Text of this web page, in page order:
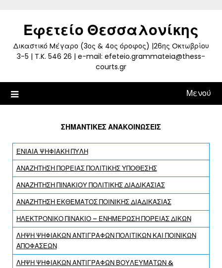
contentΕφετείο Θεσσαλονίκης
Δικαστικό Mέγαρο (3ος & 4ος όροφος) |26ης Oκτωβρίου
3-5 | T.K. 546 26 | e-mail: efeteio.grammateia@thess-
courts.gr
Μενού
ΣΗΜΑΝΤΙΚΕΣ ΑΝΑΚΟΙΝΩΣΕΙΣ
ΕΝΙΑΙΑ ΨΗΦΙΑΚΗ ΠΥΛΗ
ΑΝΑΖΗΤΗΣΗ ΠΟΡΕΙΑΣ ΠΟΛΙΤΙΚΗΣ ΥΠΟΘΕΣΗΣ
ΑΝΑΖΗΤΗΣΗ ΠΙΝΑΚΙΟΥ ΠΟΛΙΤΙΚΗΣ ΔΙΑΔΙΚΑΣΙΑΣ
ΑΝΑΖΗΤΗΣΗ ΕΚΘΕΜΑΤΟΣ ΠΟΙΝΙΚΗΣ ΔΙΑΔΙΚΑΣΙΑΣ
ΗΛΕΚΤΡΟΝΙΚΟ ΠΙΝΑΚΙΟ – ΕΝΗΜΕΡΩΣΗ ΠΟΡΕΙΑΣ ΔΙΚΩΝ
ΛΗΨΗ ΨΗΦΙΑΚΩΝ ΑΝΤΙΓΡΑΦΩΝ ΠΟΛΙΤΙΚΩΝ ΚΑΙ ΠΟΙΝΙΚΩΝ
ΑΠΟΦΑΣΕΩΝ
ΛΗΨΗ ΨΗΦΙΑΚΩΝ ΑΝΤΙΓΡΑΦΩΝ ΒΟΥΛΕΥΜΆΤΩΝ &